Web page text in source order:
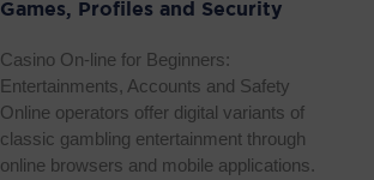
Games, Profiles and Security
Casino On-line for Beginners:
Entertainments, Accounts and Safety
Online operators offer digital variants of
classic gambling entertainment through
online browsers and mobile applications.